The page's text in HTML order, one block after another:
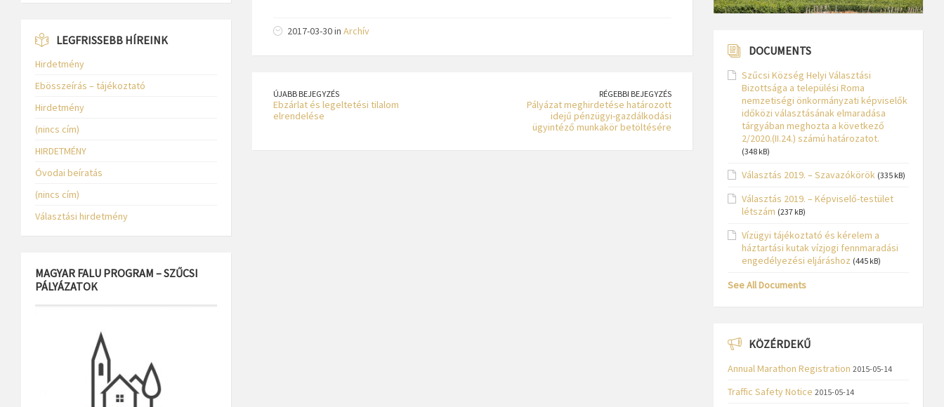
2017-03-30 in Archív
ÚJABB BEJEGYZÉS
Ebzárlat és legeltetési tilalom
elrendelése
RÉGEBBI BEJEGYZÉS
Pályázat meghirdetése határozott
idejű pénzügyi-gazdálkodási
ügyintéző munkakör betöltésére
LEGFRISSEBB HÍREINK
Hirdetmény
Ebösszeírás – tájékoztató
Hirdetmény
(nincs cím)
HIRDETMÉNY
Óvodai beíratás
(nincs cím)
Választási hirdetmény
MAGYAR FALU PROGRAM – SZŰCSI
PÁLYÁZATOK
DOCUMENTS
Szűcsi Község Helyi Választási
Bizottsága a települési Roma
nemzetiségi önkormányzati képviselők
időközi választásának elmaradása
tárgyában meghozta a következő
2/2020.(II.24.) számú határozatot.
(348 kB)
Választás 2019. – Szavazókörök (335 kB)
Választás 2019. – Képviselő-testület
létszám (237 kB)
Vízügyi tájékoztató és kérelem a
háztartási kutak vízjogi fennmaradási
engedélyezési eljáráshoz (445 kB)
See All Documents
KÖZÉRDEKŰ
Annual Marathon Registration 2015-05-14
Traffic Safety Notice 2015-05-14